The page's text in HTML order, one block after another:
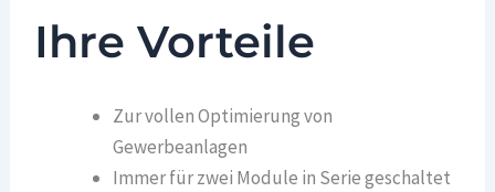
Ihre Vorteile
Zur vollen Optimierung von
Gewerbeanlagen
Immer für zwei Module in Serie geschaltet